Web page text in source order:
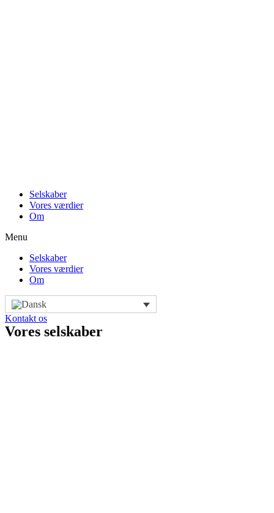
Selskaber
Vores værdier
Om
Menu
Selskaber
Vores værdier
Om
Kontakt os
Vores selskaber